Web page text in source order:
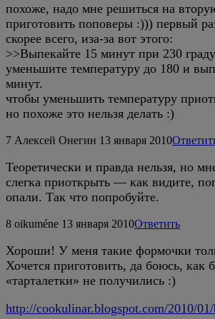
похоже, надо мне решиться на
приготовить поповеры :))) первый
скорее всего, иза-за вот этого:
>>Выпекайте 15 минут при 230
уменьшите температуру до 180 и
минут.
чтобы уменьшить температуру
но похоже это нельзя делать :)
7 Алексей Онегин 13 января 2010
Теоретически и правда нельзя, но
слегка приоткрыть — как видите,
опали. Так что попробуйте.
8 oikuméne 13 января 2010Ответить
Хороши! У меня такие формочки
Хочется приготовить, да боюсь, как
«тарталетки» не получились :)
http://cookulinar.blogspot.com/2010/